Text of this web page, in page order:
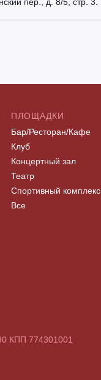
ПЛОЩАДКИ
Бар/Ресторан/Кафе
Клуб
Концертный зал
Театр
Спортивный комплекс
Все
КПП 774301001